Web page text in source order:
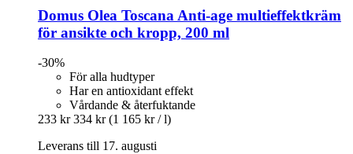
Domus Olea Toscana Anti-​age multieffektkräm
för ansikte och kropp, 200 ml
-30%
För alla hudtyper
Har en antioxidant effekt
Vårdande & återfuktande
233 kr 334 kr (1 165 kr / l)
Leverans till 17. augusti